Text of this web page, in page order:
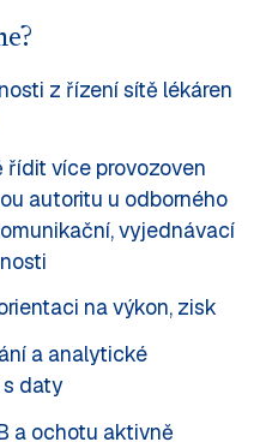
z řízení sítě lékáren
více provozoven
autoritu u odborného
vyjednávací
na výkon, zisk
a analytické
daty
a ochotu aktivně